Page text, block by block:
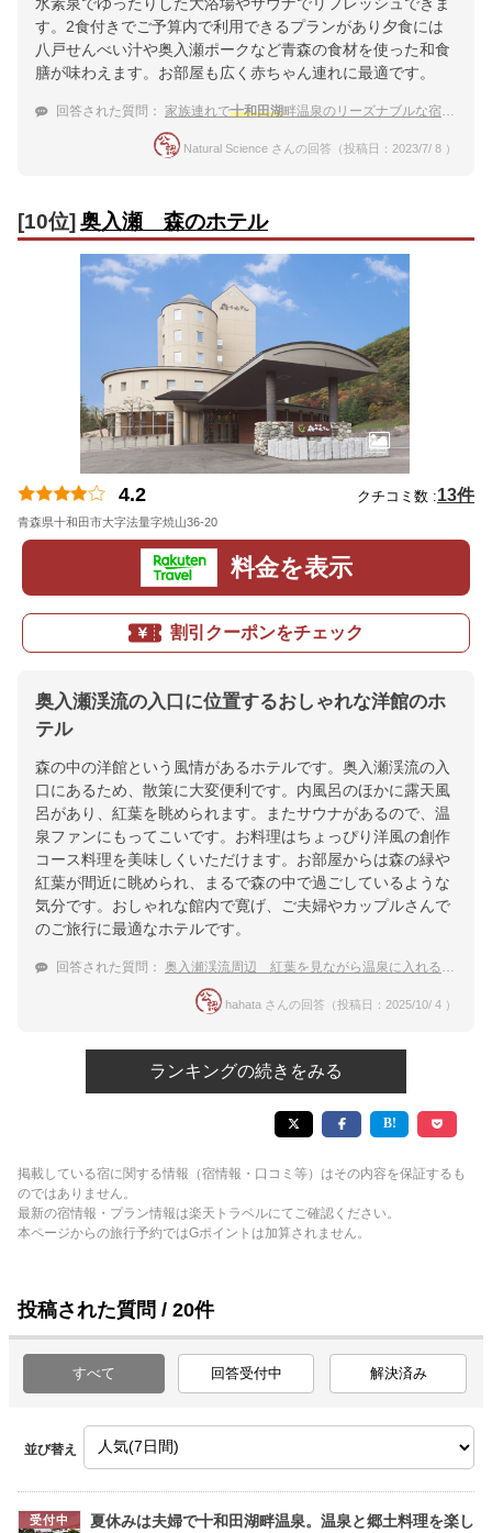
水素泉でゆったりした大浴場やサウナでリフレッシュできま
す。2食付きでご予算内で利用できるプランがあり夕食には
八戸せんべい汁や奥入瀬ポークなど青森の食材を使った和食
膳が味わえます。お部屋も広く赤ちゃん連れに最適です。
回答された質問： 家族連れで十和田湖畔温泉のリーズナブルな宿に泊まりたい
Natural Science さんの回答（投稿日：2023/7/ 8 ）
[10位] 奥入瀬 森のホテル
4.2 クチコミ数 :13件
青森県十和田市大字法量字焼山36-20
料金を表示
割引クーポンをチェック
奥入瀬渓流の入口に位置するおしゃれな洋館のホ
テル
森の中の洋館という風情があるホテルです。奥入瀬渓流の入
口にあるため、散策に大変便利です。内風呂のほかに露天風
呂があり、紅葉を眺められます。またサウナがあるので、温
泉ファンにもってこいです。お料理はちょっぴり洋風の創作
コース料理を美味しくいただけます。お部屋からは森の緑や
紅葉が間近に眺められ、まるで森の中で過ごしているような
気分です。おしゃれな館内で寛げ、ご夫婦やカップルさんで
のご旅行に最適なホテルです。
回答された質問： 奥入瀬渓流周辺 紅葉を見ながら温泉に入れる宿のおすすめは？
hahata さんの回答（投稿日：2025/10/ 4 ）
ランキングの続きをみる
掲載している宿に関する情報（宿情報・口コミ等）はその内容を保証するも
のではありません。
最新の宿情報・プラン情報は楽天トラベルにてご確認ください。
本ページからの旅行予約ではGポイントは加算されません。
投稿された質問 / 20件
すべて 回答受付中 解決済み
並び替え
受付中
夏休みは夫婦で十和田湖畔温泉。温泉と郷土料理を楽し